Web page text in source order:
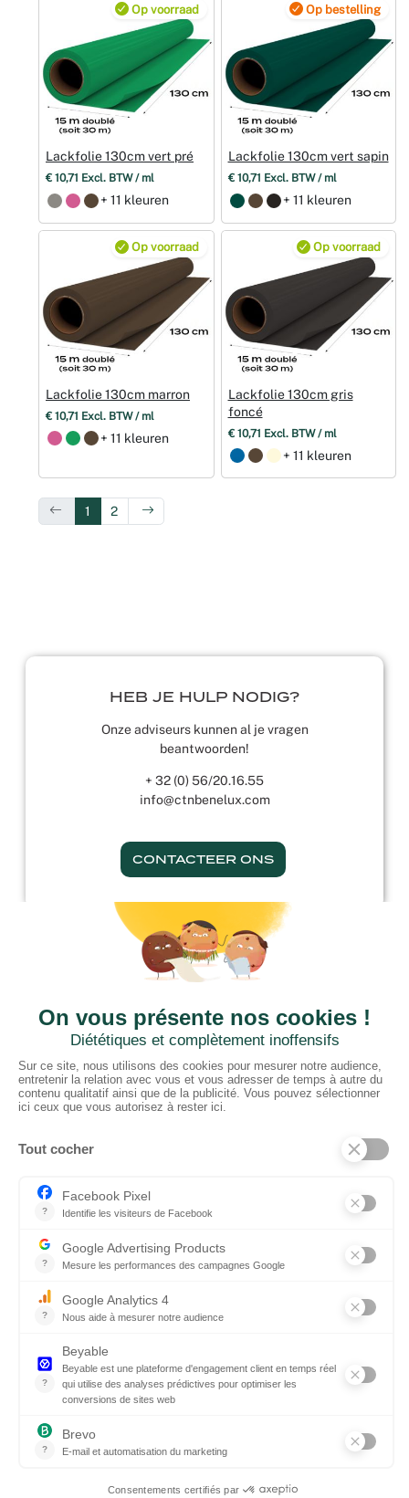
Op voorraad
Lackfolie 130cm vert pré
€ 10,71 Excl. BTW / ml
+ 11 kleuren
Op bestelling
Lackfolie 130cm vert sapin
€ 10,71 Excl. BTW / ml
+ 11 kleuren
Op voorraad
Lackfolie 130cm marron
€ 10,71 Excl. BTW / ml
+ 11 kleuren
Op voorraad
Lackfolie 130cm gris
foncé
€ 10,71 Excl. BTW / ml
+ 11 kleuren
1 2
HEB JE HULP NODIG?
Onze adviseurs kunnen al je vragen
beantwoorden!
+ 32 (0) 56/20.16.55
info@ctnbenelux.com
CONTACTEER ONS
CTN BNL
+ 32 (0) 56/20.16.55
info@ctnbenelux.com
Gesloten op zater-, zon- en feestdagen
CATEGORIEËN
Stoffen
Theaterdoek
Plafond
Wanden
Accessoires
Juridische informatie
Privacybeleid